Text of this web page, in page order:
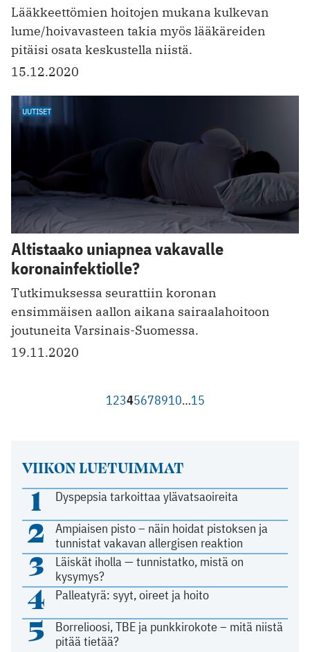
Lääkkeettömien hoitojen mukana kulkevan
lume/hoivavasteen takia myös lääkäreiden
pitäisi osata keskustella niistä.
15.12.2020
UUTISET
Altistaako uniapnea vakavalle
koronainfektiolle?
Tutkimuksessa seurattiin koronan
ensimmäisen aallon aikana sairaalahoitoon
joutuneita Varsinais-Suomessa.
19.11.2020
12345678910…15
VIIKON LUETUIMMAT
1 Dyspepsia tarkoittaa ylävatsaoireita
2
Ampiaisen pisto – näin hoidat pistoksen ja
tunnistat vakavan allergisen reaktion
3
Läiskät iholla — tunnistatko, mistä on
kysymys?
4 Palleatyrä: syyt, oireet ja hoito
5
Borrelioosi, TBE ja punkkirokote – mitä niistä
pitää tietää?